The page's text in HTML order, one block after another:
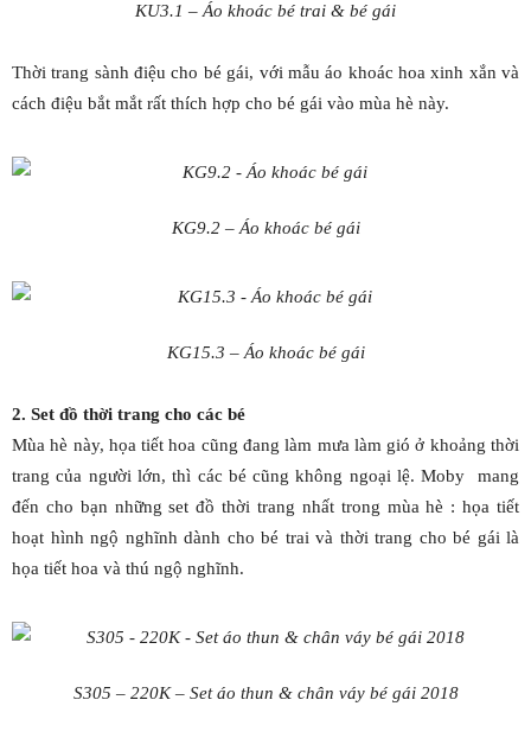
KU3.1 – Áo khoác bé trai & bé gái
Thời trang sành điệu cho bé gái, với mẫu áo khoác hoa xinh xắn và
cách điệu bắt mắt rất thích hợp cho bé gái vào mùa hè này.
KG9.2 – Áo khoác bé gái
KG15.3 – Áo khoác bé gái
2. Set đồ thời trang cho các bé
Mùa hè này, họa tiết hoa cũng đang làm mưa làm gió ở khoảng thời
trang của người lớn, thì các bé cũng không ngoại lệ. Moby mang
đến cho bạn những set đồ thời trang nhất trong mùa hè : họa tiết
hoạt hình ngộ nghĩnh dành cho bé trai và thời trang cho bé gái là
họa tiết hoa và thú ngộ nghĩnh.
S305 – 220K – Set áo thun & chân váy bé gái 2018